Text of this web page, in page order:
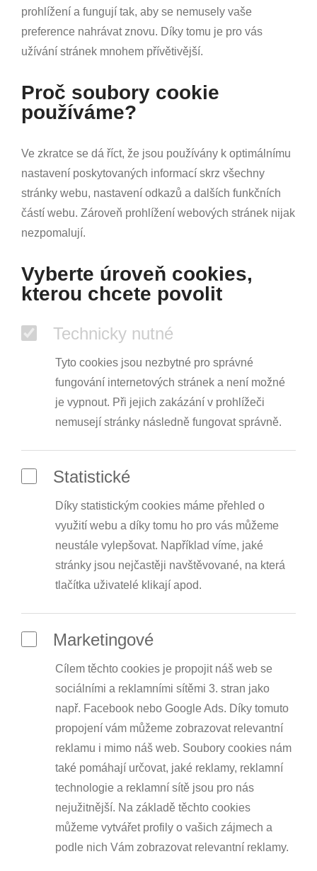
prohlížení a fungují tak, aby se nemusely vaše
preference nahrávat znovu. Díky tomu je pro vás
užívání stránek mnohem přívětivější.
Proč soubory cookie
používáme?
Ve zkratce se dá říct, že jsou používány k optimálnímu
nastavení poskytovaných informací skrz všechny
stránky webu, nastavení odkazů a dalších funkčních
částí webu. Zároveň prohlížení webových stránek nijak
nezpomalují.
Vyberte úroveň cookies,
kterou chcete povolit
Technicky nutné
Tyto cookies jsou nezbytné pro správné
fungování internetových stránek a není možné
je vypnout. Při jejich zakázání v prohlížeči
nemusejí stránky následně fungovat správně.
Statistické
Díky statistickým cookies máme přehled o
využití webu a díky tomu ho pro vás můžeme
neustále vylepšovat. Například víme, jaké
stránky jsou nejčastěji navštěvované, na která
tlačítka uživatelé klikají apod.
Marketingové
Cílem těchto cookies je propojit náš web se
sociálními a reklamními sítěmi 3. stran jako
např. Facebook nebo Google Ads. Díky tomuto
propojení vám můžeme zobrazovat relevantní
reklamu i mimo náš web. Soubory cookies nám
také pomáhají určovat, jaké reklamy, reklamní
technologie a reklamní sítě jsou pro nás
nejužitnější. Na základě těchto cookies
můžeme vytvářet profily o vašich zájmech a
podle nich Vám zobrazovat relevantní reklamy.